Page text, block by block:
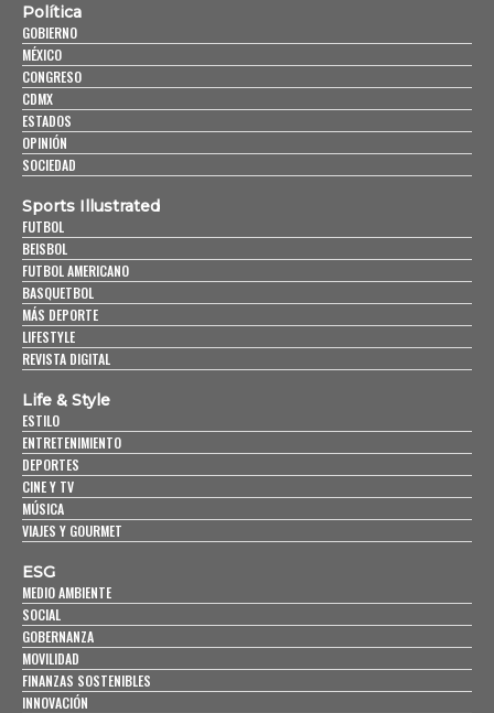
Política
GOBIERNO
MÉXICO
CONGRESO
CDMX
ESTADOS
OPINIÓN
SOCIEDAD
Sports Illustrated
FUTBOL
BEISBOL
FUTBOL AMERICANO
BASQUETBOL
MÁS DEPORTE
LIFESTYLE
REVISTA DIGITAL
Life & Style
ESTILO
ENTRETENIMIENTO
DEPORTES
CINE Y TV
MÚSICA
VIAJES Y GOURMET
ESG
MEDIO AMBIENTE
SOCIAL
GOBERNANZA
MOVILIDAD
FINANZAS SOSTENIBLES
INNOVACIÓN